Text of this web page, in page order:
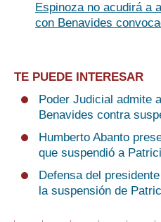
Espinoza no acudirá a
con Benavides
TE PUEDE INTERESAR
Poder Judicial admite
Benavides contra
Humberto Abanto
que suspendió a
Defensa del
la suspensión de